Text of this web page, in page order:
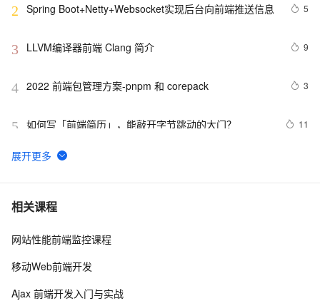
2 Spring Boot+Netty+Websocket实现后台向前端推送信息 5
3 LLVM编译器前端 Clang 简介 9
4 2022 前端包管理方案-pnpm 和 corepack 3
5 如何写「前端简历」，能敲开字节跳动的大门？ 11
6 而桌面app向来是web前端开发开发人员下意识的避开方
7 《智能前端技术与实践》——第 2 章 前端开发基础 ——
8 前端常见的HTTP状态码
相关课程
网站性能前端监控课程
移动Web前端开发
Ajax 前端开发入门与实战